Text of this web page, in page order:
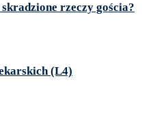
rzeczy gościa?
(L4)